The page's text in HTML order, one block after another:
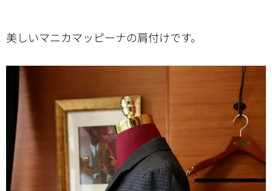
美しいマニカマッピーナの肩付けです。